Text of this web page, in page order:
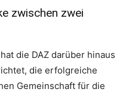
zwischen zwei
die DAZ darüber hinaus
die erfolgreiche
Gemeinschaft für die